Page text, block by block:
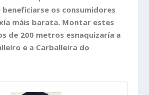
beneficiarse os consumidores
máis barata. Montar estes
de 200 metros esnaquizaría a
e a Carballeira do